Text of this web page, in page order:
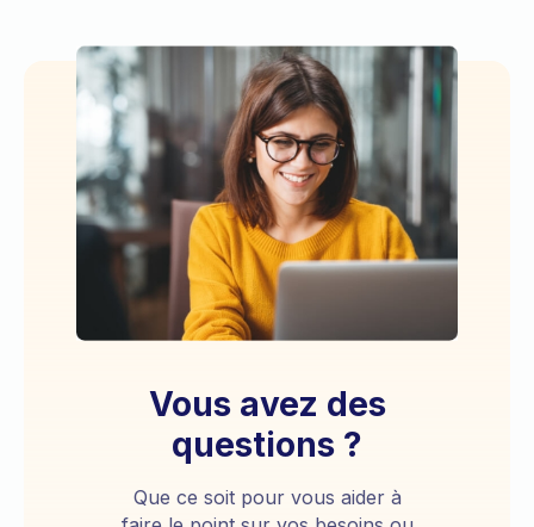
Vous avez des
questions ?
Que ce soit pour vous aider à